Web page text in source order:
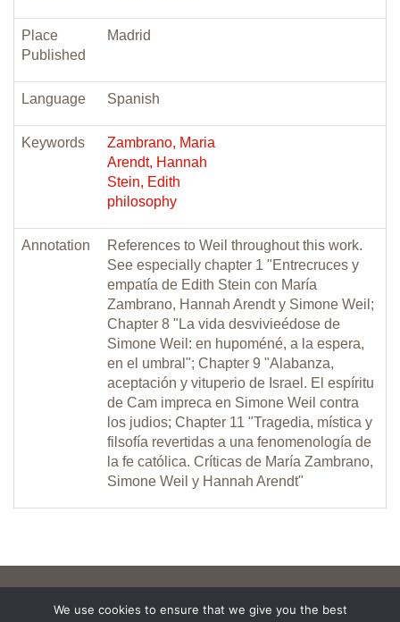
Place
Published
Madrid
Language Spanish
Keywords
Zambrano, Maria
Arendt, Hannah
Stein, Edith
philosophy
Annotation
References to Weil throughout this work.
See especially chapter 1 "Entrecruces y
empatía de Edith Stein con María
Zambrano, Hannah Arendt y Simone Weil;
Chapter 8 "La vida desvivieédose de
Simone Weil: en hupoméné, a la espera,
en el umbral"; Chapter 9 "Alabanza,
aceptación y vituperio de Israel. El espíritu
de Cam impreca en Simone Weil contra
los judios; Chapter 11 "Tragedia, mística y
filsofía revertidas a una fenomenología de
la fe católica. Críticas de María Zambrano,
Simone Weil y Hannah Arendt"
We use cookies to ensure that we give you the best